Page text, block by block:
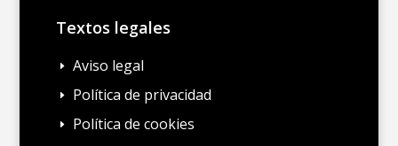
Textos legales
E Aviso legal
E Política de privacidad
E
Política de cookies